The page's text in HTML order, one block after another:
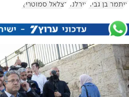
איתמר בן גביר אירלנד בצלאל סמוטריץ'